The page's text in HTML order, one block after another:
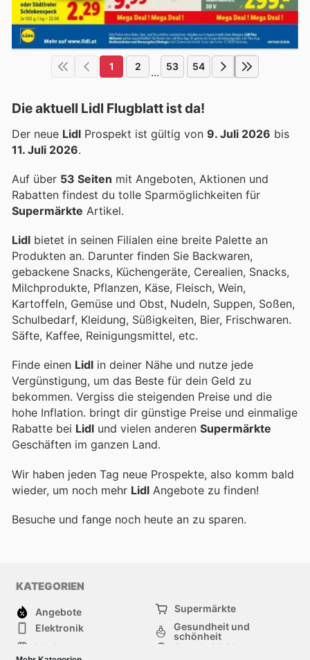
1 2 ... 53 54
Die aktuell Lidl Flugblatt ist da!
Der neue Lidl Prospekt ist gültig von 9. Juli 2026 bis
11. Juli 2026.
Auf über 53 Seiten mit Angeboten, Aktionen und
Rabatten findest du tolle Sparmöglichkeiten für
Supermärkte Artikel.
Lidl bietet in seinen Filialen eine breite Palette an
Produkten an. Darunter finden Sie Backwaren,
gebackene Snacks, Küchengeräte, Cerealien, Snacks,
Milchprodukte, Pflanzen, Käse, Fleisch, Wein,
Kartoffeln, Gemüse und Obst, Nudeln, Suppen, Soßen,
Schulbedarf, Kleidung, Süßigkeiten, Bier, Frischwaren.
Säfte, Kaffee, Reinigungsmittel, etc.
Finde einen Lidl in deiner Nähe und nutze jede
Vergünstigung, um das Beste für dein Geld zu
bekommen. Vergiss die steigenden Preise und die
hohe Inflation. bringt dir günstige Preise und einmalige
Rabatte bei Lidl und vielen anderen Supermärkte
Geschäften im ganzen Land.
Wir haben jeden Tag neue Prospekte, also komm bald
wieder, um noch mehr Lidl Angebote zu finden!
Besuche und fange noch heute an zu sparen.
KATEGORIEN
Angebote
Supermärkte
Elektronik
Gesundheit und
schönheit
Mode
Sportbekleidung